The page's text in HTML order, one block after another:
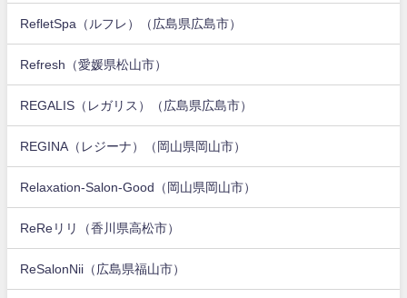
RefletSpa（ルフレ）（広島県広島市）
Refresh（愛媛県松山市）
REGALIS（レガリス）（広島県広島市）
REGINA（レジーナ）（岡山県岡山市）
Relaxation-Salon-Good（岡山県岡山市）
ReReリリ（香川県高松市）
ReSalonNii（広島県福山市）